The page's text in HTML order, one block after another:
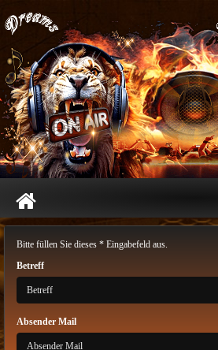
Bitte füllen Sie dieses * Eingabefeld aus.
Betreff
Absender Mail